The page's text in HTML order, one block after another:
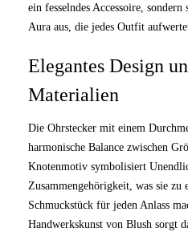
ein fesselndes Accessoire, sondern
Aura aus, die jedes Outfit
Elegantes Design
Materialien
Die Ohrstecker mit einem
harmonische Balance zwischen
Knotenmotiv symbolisiert
Zusammengehörigkeit, was sie zu
Schmuckstück für jeden Anlass
Handwerkskunst von Blush sorgt